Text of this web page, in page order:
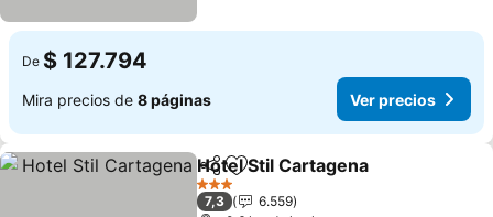
De $ 127.794
Mira precios de 8 páginas Ver precios
CompartirAgregar a favoritos
Hotel Stil Cartagena
3 Estrellas
7,3
6.559